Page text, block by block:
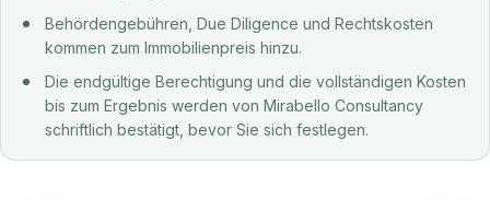
Behördengebühren, Due Diligence und Rechtskosten
kommen zum Immobilienpreis hinzu.
Die endgültige Berechtigung und die vollständigen Kosten
bis zum Ergebnis werden von Mirabello Consultancy
schriftlich bestätigt, bevor Sie sich festlegen.